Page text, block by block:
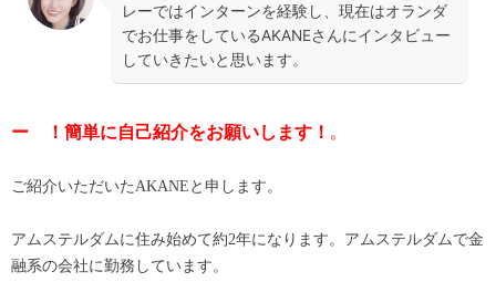
レーではインターンを経験し、現在はオランダ
でお仕事をしているAKANEさんにインタビュー
していきたいと思います。
ー ！簡単に自己紹介をお願いします！ 。
ご紹介いただいたAKANEと申します。
アムステルダムに住み始めて約2年になります。アムステルダムで金
融系の会社に勤務しています。